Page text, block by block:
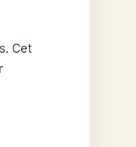
Cet